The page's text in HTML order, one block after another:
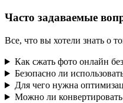
Часто задаваемые
Все, что вы хотели знать о
Как сжать фото онлайн
Безопасно ли
Для чего нужна
Можно ли